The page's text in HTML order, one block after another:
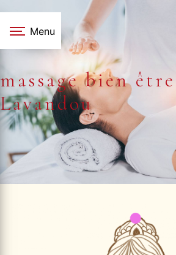
Menu
massage bien
Lavandou
Panneau de gestion des cookies